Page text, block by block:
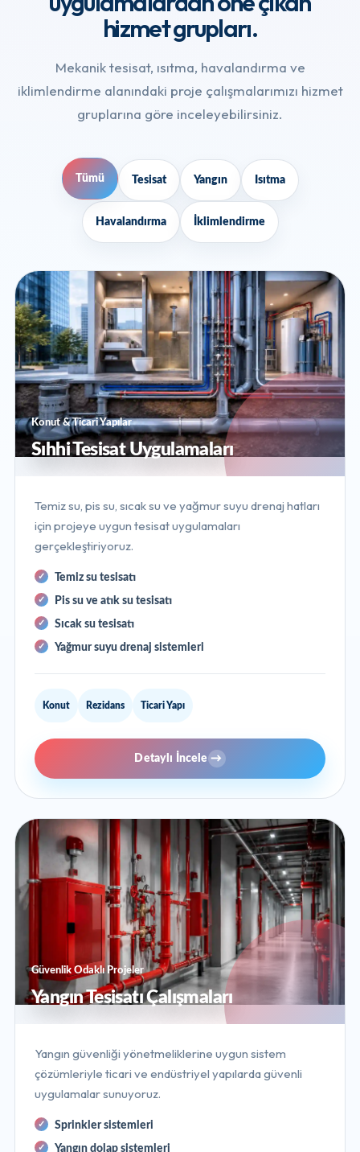
hizmet grupları.
Mekanik tesisat, ısıtma, havalandırma ve
iklimlendirme alanındaki proje çalışmalarımızı hizmet
gruplarına göre inceleyebilirsiniz.
Tümü Tesisat Yangın Isıtma
Havalandırma İklimlendirme
Konut & Ticari Yapılar
Sıhhi Tesisat Uygulamaları
Temiz su, pis su, sıcak su ve yağmur suyu drenaj hatları
için projeye uygun tesisat uygulamaları
gerçekleştiriyoruz.
Temiz su tesisatı
Pis su ve atık su tesisatı
Sıcak su tesisatı
Yağmur suyu drenaj sistemleri
Konut Rezidans Ticari Yapı
Detaylı İncele →
Güvenlik Odaklı Projeler
Yangın Tesisatı Çalışmaları
Yangın güvenliği yönetmeliklerine uygun sistem
çözümleriyle ticari ve endüstriyel yapılarda güvenli
uygulamalar sunuyoruz.
Sprinkler sistemleri
Yangın dolap sistemleri